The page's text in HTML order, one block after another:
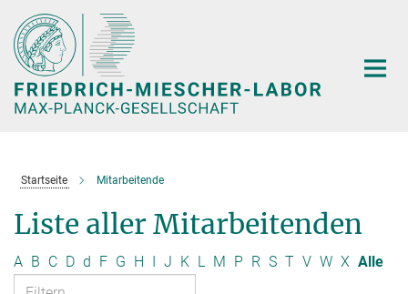
Hauptinhalt
Startseite Mitarbeitende
Liste aller Mitarbeitenden
A B C D d F G H I J K L M P R S T V W X Alle